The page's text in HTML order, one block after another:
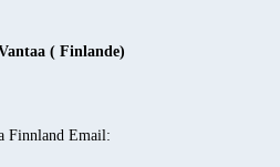
( Finlande)
Finnland Email: